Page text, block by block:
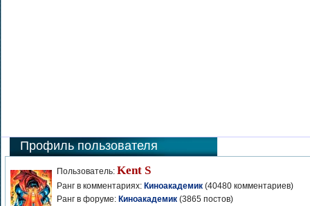
Профиль пользователя
Пользователь: Kent S
Ранг в комментариях: Киноакадемик (40480 комментариев)
Ранг в форуме: Киноакадемик (3865 постов)